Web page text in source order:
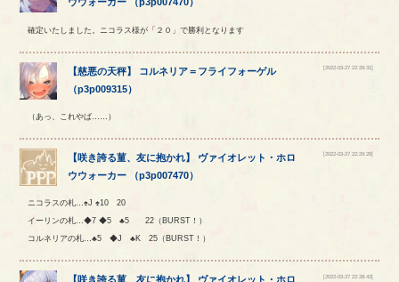
確定いたしました。ニコラス様が「２０」で勝利となります
【慈悪の天秤】 コルネリア＝ フライフォーゲル
（p3p009315）
[2022-03-27 22:29:31]
（あっ、これやば……）
【咲き誇る菫、友に抱かれ】 ヴァイオレット ・ホロ
ウウォーカー （p3p007470）
[2022-03-27 22:29:28]
ニコラスの札…♠J ♠10 20
イーリンの札…◆7 ◆5 ♣5 22（BURST！）
コルネリアの札…♣5 ◆J ♣K 25（BURST！）
【咲き誇る菫、友に抱かれ】 ヴァイオレット ・ホロ
[2022-03-27 22:28:43]